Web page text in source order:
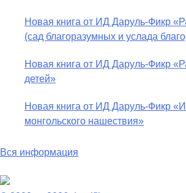
Новая книга от ИД Даруль-Фикр
(cад благоразумных и услада
Новая книга от ИД Даруль-Фикр
детей»
Новая книга от ИД Даруль-Фикр
монгольского нашествия»
Вся информация